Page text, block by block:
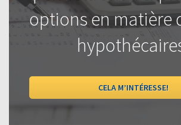
options en matière
CELA M’INTÉRESSE!